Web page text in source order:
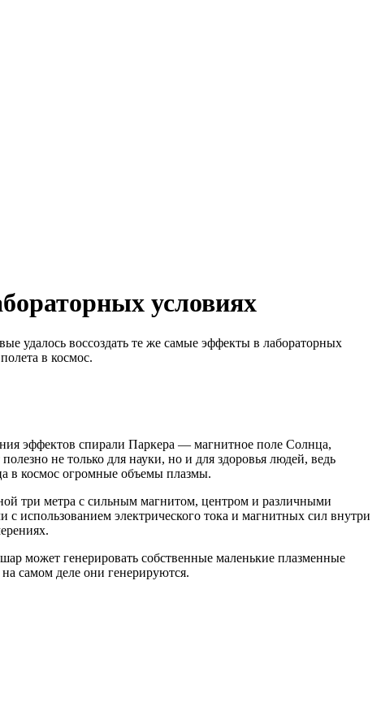
условиях
удалось воссоздать те же самые эффекты в лабораторных
в космос.
эффектов спирали Паркера — магнитное поле Солнца,
не только для науки, но и для здоровья людей, ведь
в космос огромные объемы плазмы.
три метра с сильным магнитом, центром и различными
использованием электрического тока и магнитных сил внутри
может генерировать собственные маленькие плазменные
самом деле они генерируются.